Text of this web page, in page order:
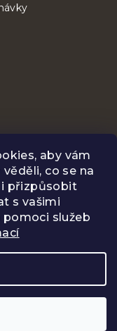
aby vám
co se na
přizpůsobit
s vašimi
služeb